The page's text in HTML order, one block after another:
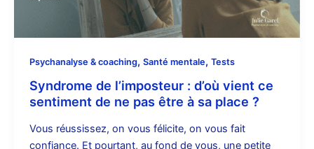
Psychanalyse & coaching, Santé mentale, Tests
Syndrome de l’imposteur : d’où vient ce
sentiment de ne pas être à sa place ?
Vous réussissez, on vous félicite, on vous fait
confiance. Et pourtant, au fond de vous, une petite